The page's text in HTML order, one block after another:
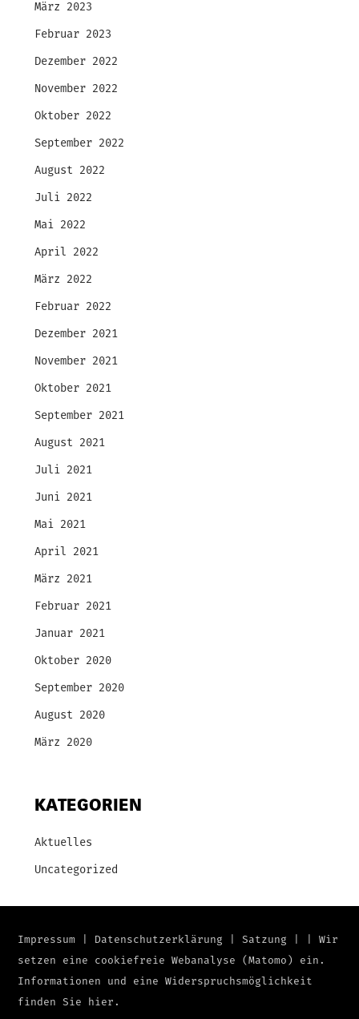
März 2023
Februar 2023
Dezember 2022
November 2022
Oktober 2022
September 2022
August 2022
Juli 2022
Mai 2022
April 2022
März 2022
Februar 2022
Dezember 2021
November 2021
Oktober 2021
September 2021
August 2021
Juli 2021
Juni 2021
Mai 2021
April 2021
März 2021
Februar 2021
Januar 2021
Oktober 2020
September 2020
August 2020
März 2020
KATEGORIEN
Aktuelles
Uncategorized
Impressum Datenschutzerklärung |Satzung |Wir
setzen eine cookiefreie Webanalyse (Matomo) ein.
Informationen und eine Widerspruchsmöglichkeit
finden Sie
hier .